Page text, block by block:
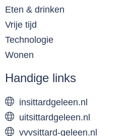
Eten & drinken
Vrije tijd
Technologie
Wonen
Handige links
insittardgeleen.nl
uitsittardgeleen.nl
vvvsittard-geleen.nl